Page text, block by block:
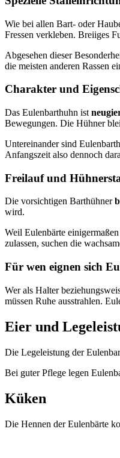
Wie bei allen Bart- oder
Fressen verkleben. Breiiges
Abgesehen dieser
die meisten anderen Rassen
Charakter und
Das Eulenbarthuhn ist
Bewegungen. Die Hühner
Untereinander sind
Anfangszeit also dennoch
Freilauf und
Die vorsichtigen Barthühner
wird.
Weil Eulenbärte einigermaßen
zulassen, suchen die
Für wen eignen sich
Wer als Halter
müssen Ruhe ausstrahlen.
Eier und
Die Legeleistung der
Bei guter Pflege legen
Küken
Die Hennen der Eulenbärte